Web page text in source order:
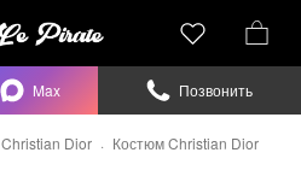
Christian Dior Костюм Christian Dior
Max Позвонить